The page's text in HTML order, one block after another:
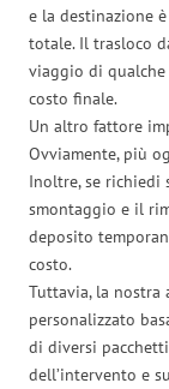
e la destinazione
totale. Il trasloco
viaggio di
costo finale.
Un altro fattore
Ovviamente, più
Inoltre, se richiedi
smontaggio e il
deposito
costo.
Tuttavia, la
personalizzato
di diversi
dell’intervento e